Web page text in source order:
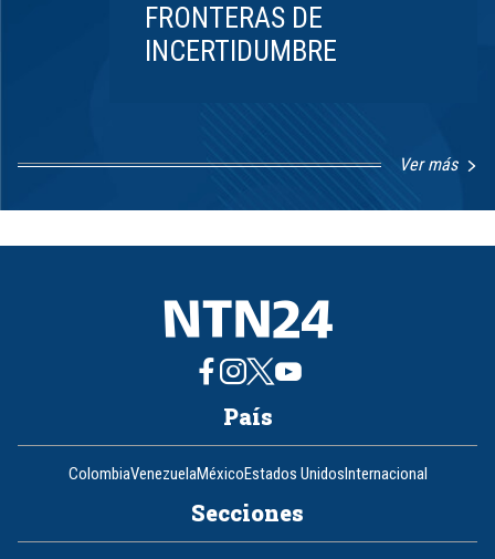
FRONTERAS DE
INCERTIDUMBRE
Ver más
1
8
País
ColombiaVenezuelaMéxicoEstados UnidosInternacional
Secciones